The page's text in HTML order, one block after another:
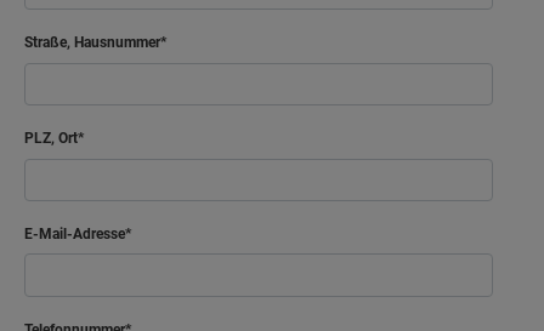
Straße, Hausnummer
PLZ, Ort
E-Mail-Adresse